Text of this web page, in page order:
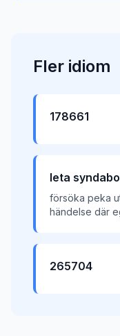
Fler idiom
178661
leta
försöka peka
händelse där
265704